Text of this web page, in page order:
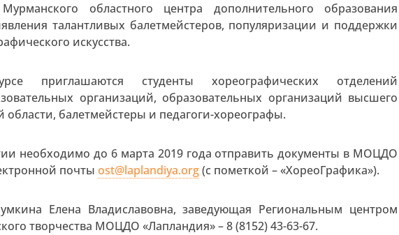
областного центра дополнительного образования
талантливых балетмейстеров, популяризации и поддержки
искусства.
приглашаются студенты хореографических отделений
организаций, образовательных организаций высшего
балетмейстеры и педагоги-хореографы.
необходимо до 6 марта 2019 года отправить документы в МОЦДО
почты ost@laplandiya.org(с пометкой – «ХореоГрафика»).
Елена Владиславовна, заведующая Региональным центром
творчества МОЦДО «Лапландия» – 8 (8152) 43-63-67.